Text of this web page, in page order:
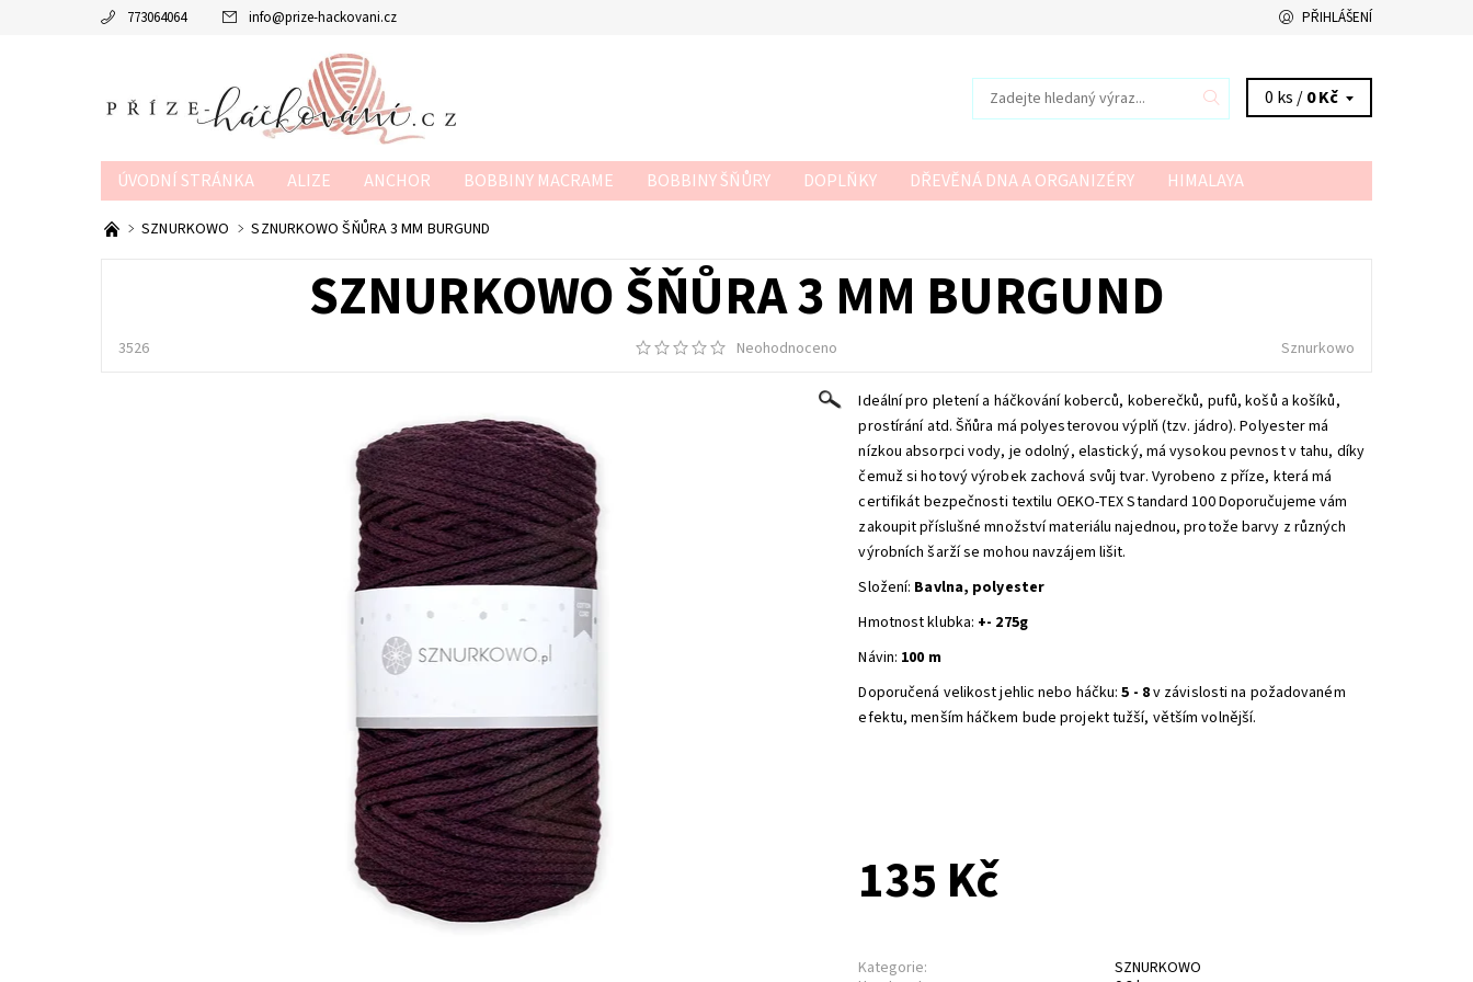
773064064 info@prize-hackovani.cz PŘIHLÁŠENÍ
0 ks /0 Kč
ÚVODNÍ STRÁNKA ALIZE ANCHOR BOBBINY MACRAME BOBBINY ŠŇŮRY DOPLŇKY DŘEVĚNÁ DNA A ORGANIZÉRY
HIMALAYA
MTP
NAKO POUKAZY SCHACHENMAYR
SZNURKOWO SZNURKOWO ŠŇŮRA 3 MM BURGUND
SZNURKOWO ŠŇŮRA 3 MM BURGUND
3526 Neohodnoceno Sznurkowo
Ideální pro pletení a háčkování koberců, koberečků, pufů, košů a košíků,
prostírání atd.Šňůra má polyesterovou výplň (tzv. jádro). Polyester má
nízkou absorpci vody, je odolný, elastický, má vysokou pevnost v tahu, díky
čemuž si hotový výrobek zachová svůj tvar. Vyrobeno z příze, která má
certifikát bezpečnosti textilu OEKO-TEX Standard 100 Doporučujeme vám
zakoupit příslušné množství materiálu najednou, protože barvy z různých
výrobních šarží se mohou navzájem lišit.
Složení: Bavlna, polyester
Hmotnost klubka: +- 275g
Návin: 100 m
Doporučená velikost jehlic nebo háčku:5 - 8v závislosti na požadovaném
efektu, menším háčkem bude projekt tužší, větším volnější.
135 Kč
Kategorie:
SZNURKOWO